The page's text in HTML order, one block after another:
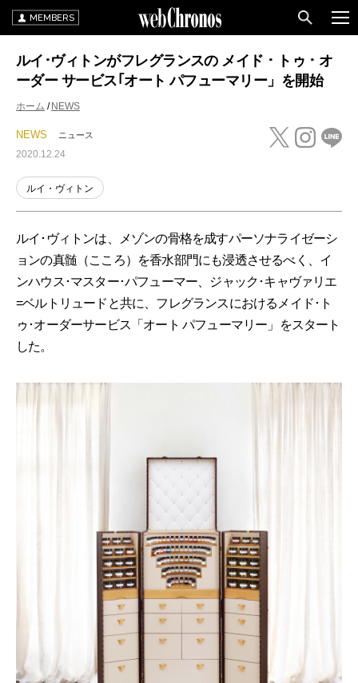
MEMBERS
ルイ･ヴィトンがフレグランスの メイド ･ トゥ ･ オ
ーダー サービス｢オート パフューマリー」を開始
ホーム NEWS
NEWS ニュース
2020.12.24
ルイ・ヴィトン
ルイ･ヴィトンは、メゾンの骨格を成すパーソナライゼーシ
ョンの真髄（こころ）を香水部門にも浸透させるべく、イ
ンハウス･マスター･パフューマー、ジャック･キャヴァリエ
=ベルトリュードと共に、フレグランスにおけるメイド･ト
ゥ･オーダーサービス「オート パフューマリー」をスタート
した。